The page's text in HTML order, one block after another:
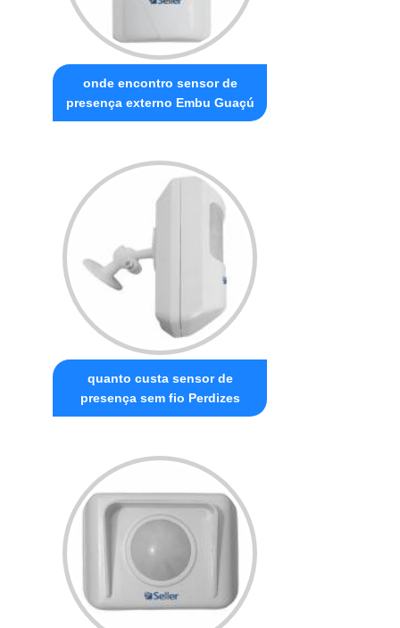
onde encontro sensor de
presença externo Embu Guaçú
quanto custa sensor de
presença sem fio Perdizes